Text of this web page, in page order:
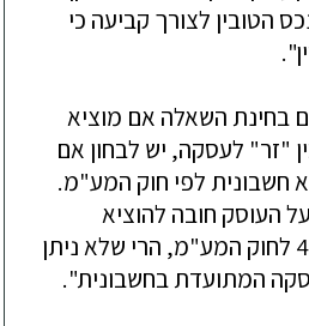
הטובין לצורך קביעה כי
בחינת השאלה אם מוציא
"זר" לעסקה, יש לבחון אם
חשבונית לפי חוק המע"מ.
העוסק חובה להוציא
חשבונית לפי סעיף 45 לחוק המע"מ, הרי שלא ניתן
המתועדת בחשבונית".